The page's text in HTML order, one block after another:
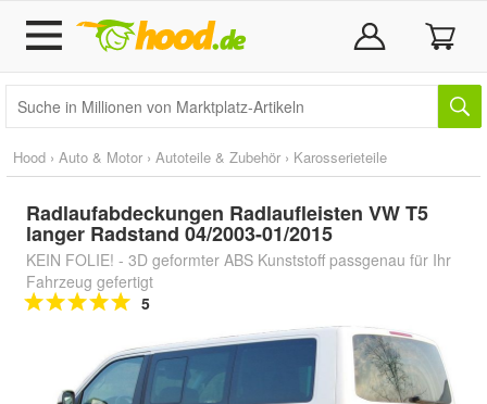
Hood › Auto & Motor › Autoteile & Zubehör › Karosserieteile
Radlaufabdeckungen Radlaufleisten VW T5
langer Radstand 04/2003-01/2015
KEIN FOLIE! - 3D geformter ABS Kunststoff passgenau für Ihr
Fahrzeug gefertigt
5